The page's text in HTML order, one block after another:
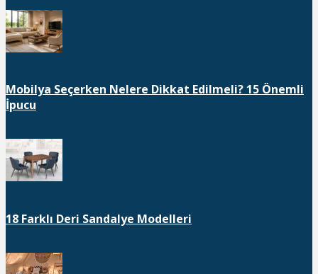
Mobilya Seçerken Nelere Dikkat Edilmeli? 15 Önemli
İpucu
18 Farklı Deri Sandalye Modelleri